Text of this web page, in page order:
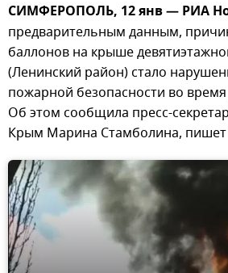
СИМФЕРОПОЛЬ, 12 янв — РИА
предварительным данным,
баллонов на крыше
(Ленинский район) стало
пожарной безопасности во
Об этом сообщила пресс-
Крым Марина Стамболина,